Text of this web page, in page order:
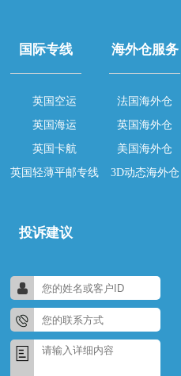
国际专线
英国空运
英国海运
英国卡航
英国轻薄平邮专线
海外仓服务
法国海外仓
英国海外仓
美国海外仓
3D动态海外仓
投诉建议